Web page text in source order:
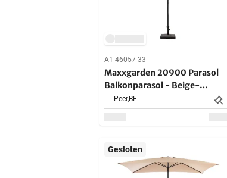
A1-46057-33
Maxxgarden 20900 Parasol
Balkonparasol - Beige-
Kantelbaar - 300cm
Peer,BE
Gesloten